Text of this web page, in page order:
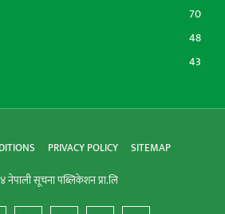
70
48
43
PRIVACY POLICY
SITEMAP
नेपाली सूचना पब्लिकेशन प्रा.लि